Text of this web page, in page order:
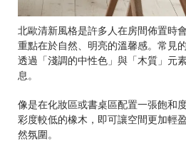
北歐清新風格是許多人在房間佈置時
重點在於自然、明亮的溫馨感。常見
透過「淺調的中性色」與「木質」元
息。
像是在化妝區或書桌區配置一張飽和
彩度較低的橡木，即可讓空間更加輕
然氛圍。